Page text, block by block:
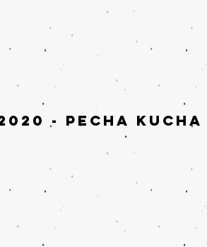
- pecha kucha